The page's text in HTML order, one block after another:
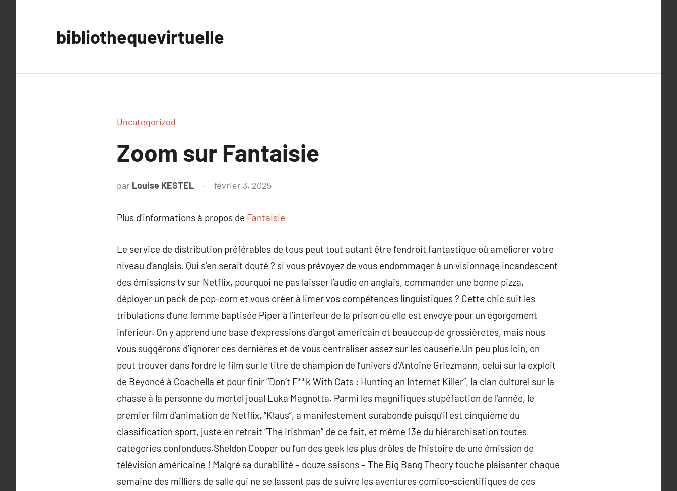
bibliothequevirtuelle
Uncategorized
Zoom sur Fantaisie
par Louise KESTEL février 3, 2025
Plus d’informations à propos de Fantaisie
Le service de distribution préférables de tous peut tout autant être l’endroit fantastique où améliorer votre
niveau d’anglais. Qui s’en serait douté ? si vous prévoyez de vous endommager à un visionnage incandescent
des émissions tv sur Netflix, pourquoi ne pas laisser l’audio en anglais, commander une bonne pizza,
déployer un pack de pop-corn et vous créer à limer vos compétences linguistiques ? Cette chic suit les
tribulations d’une femme baptisée Piper à l’intérieur de la prison où elle est envoyé pour un égorgement
inférieur. On y apprend une base d’expressions d’argot américain et beaucoup de grossièretés, mais nous
vous suggérons d’ignorer ces dernières et de vous centraliser assez sur les causerie.Un peu plus loin, on
peut trouver dans l’ordre le film sur le titre de champion de l’univers d’Antoine Griezmann, celui sur la exploit
de Beyoncé à Coachella et pour finir “Don’t F**k With Cats : Hunting an Internet Killer”, la clan culturel sur la
chasse à la personne du mortel joual Luka Magnotta. Parmi les magnifiques stupéfaction de l’année, le
premier film d’animation de Netflix, “Klaus”, a manifestement surabondé puisqu’il est cinquième du
classification sport, juste en retrait “The Irishman” de ce fait, et même 13e du hiérarchisation toutes
catégories confondues.Sheldon Cooper ou l’un des geek les plus drôles de l’histoire de une émission de
télévision américaine ! Malgré sa durabilité – douze saisons – The Big Bang Theory touche plaisanter chaque
semaine des milliers de salle qui ne se lassent pas de suivre les aventures comico-scientifiques de ces